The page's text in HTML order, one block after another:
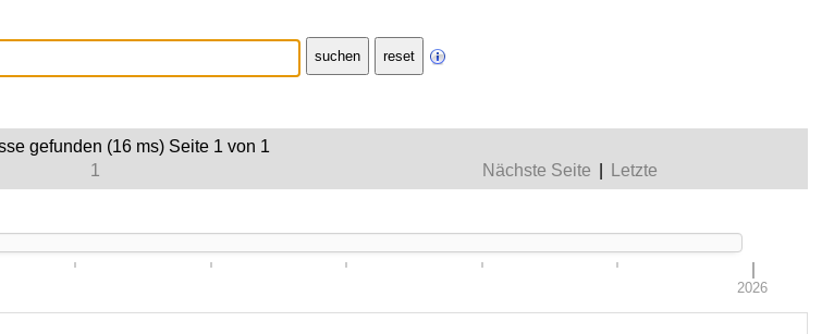
gefunden (16 ms) Seite 1 von 1
1 Nächste Seite Letzte
2026